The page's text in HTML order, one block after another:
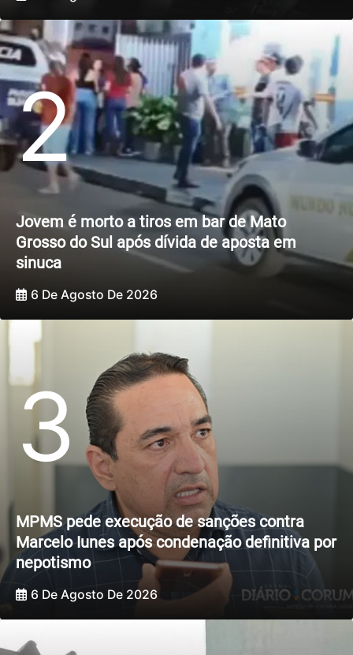
2
Jovem é morto a tiros em bar de Mato
Grosso do Sul após dívida de aposta em
sinuca
6 De Agosto De 2026
3
MPMS pede execução de sanções contra
Marcelo Iunes após condenação definitiva por
nepotismo
6 De Agosto De 2026